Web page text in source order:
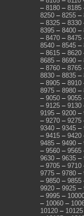
– 8180 – 8185
8250 – 8255 –
– 8325 – 8330
8395 – 8400 –
– 8470 – 8475
8540 – 8545 –
– 8615 – 8620
8685 – 8690 –
– 8760 – 8765
8830 – 8835 –
– 8905 – 8910
8975 – 8980 –
– 9050 – 9055
– 9125 – 9130
9195 – 9200 –
– 9270 – 9275
9340 – 9345 –
– 9415 – 9420
9485 – 9490 –
– 9560 – 9565
9630 – 9635 –
– 9705 – 9710
9775 – 9780 –
– 9850 – 9855
9920 – 9925 –
– 9995 –
– 10060 –
10120 – 10125